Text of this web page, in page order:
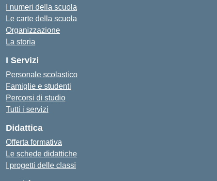
I numeri della scuola
Le carte della scuola
Organizzazione
La storia
I Servizi
Personale scolastico
Famiglie e studenti
Percorsi di studio
Tutti i servizi
Didattica
Offerta formativa
Le schede didattiche
I progetti delle classi